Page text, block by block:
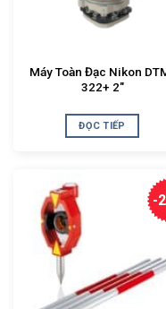
Máy Toàn Đạc Nikon
322+ 2″
ĐỌC TIẾP
-